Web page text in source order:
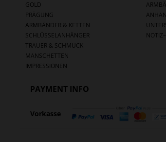
GOLD
PRÄGUNG
ARMBÄNDER & KETTEN
SCHLÜSSELANHÄNGER
TRAUER & SCHMUCK
MANSCHETTEN
IMPRESSIONEN
PAYMENT INFO
Vorkasse